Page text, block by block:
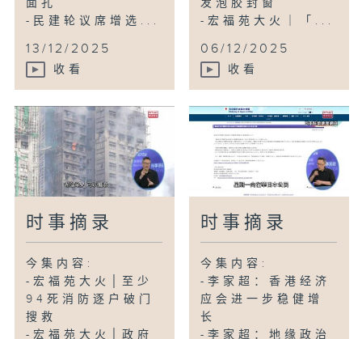
面孔
-民建轮议席增选...
13/12/2025
收看
发泡胶封窗
-宏福苑大火｜「...
06/12/2025
收看
时事摘录
今集内容:
-宏福苑大火│至少
94死消防逐户破门
搜救
-宏福苑大火│政府
时事摘录
今集内容:
-李家超：香港经济
应会进一步稳健增
长
-李家超：地缘政治